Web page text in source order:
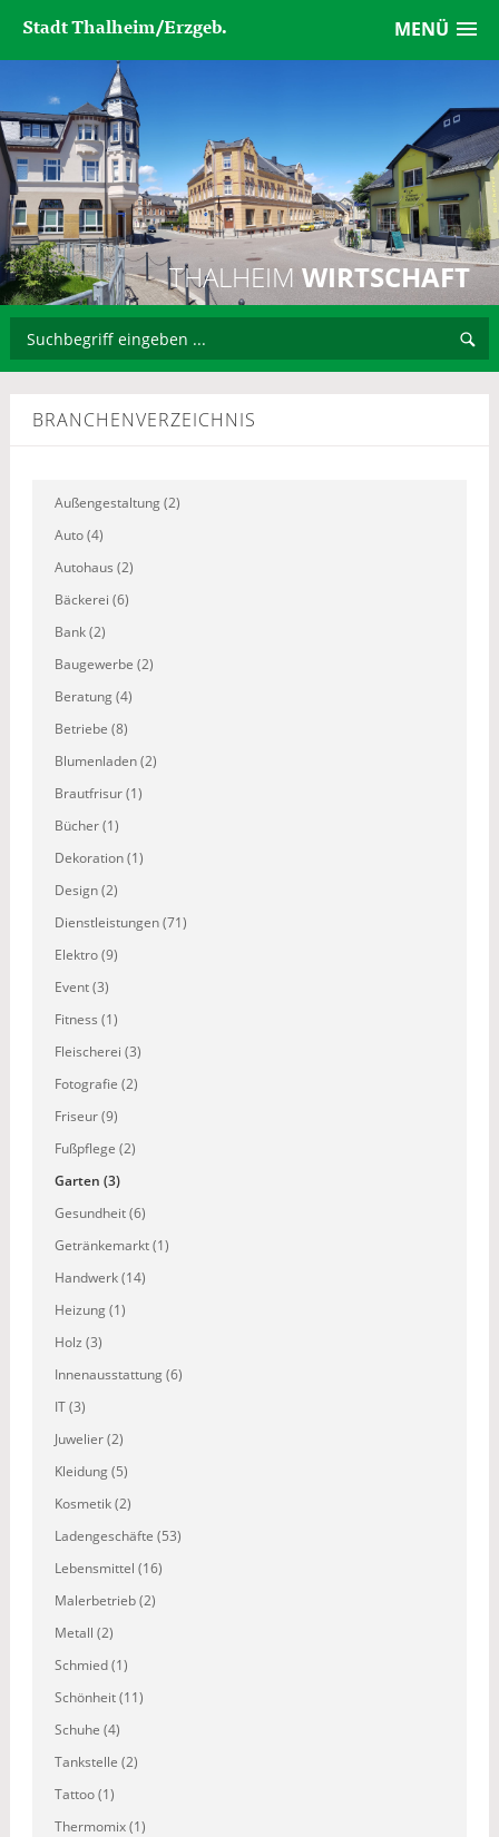
MENÜ
Stadt Thalheim/Erzgeb.
THALHEIM WIRTSCHAFT
BRANCHENVERZEICHNIS
Außengestaltung (2)
Auto (4)
Autohaus (2)
Bäckerei (6)
Bank (2)
Baugewerbe (2)
Beratung (4)
Betriebe (8)
Blumenladen (2)
Brautfrisur (1)
Bücher (1)
Dekoration (1)
Design (2)
Dienstleistungen (71)
Elektro (9)
Event (3)
Fitness (1)
Fleischerei (3)
Fotografie (2)
Friseur (9)
Fußpflege (2)
Garten (3)
Gesundheit (6)
Getränkemarkt (1)
Handwerk (14)
Heizung (1)
Holz (3)
Innenausstattung (6)
IT (3)
Juwelier (2)
Kleidung (5)
Kosmetik (2)
Ladengeschäfte (53)
Lebensmittel (16)
Malerbetrieb (2)
Metall (2)
Schmied (1)
Schönheit (11)
Schuhe (4)
Tankstelle (2)
Tattoo (1)
Thermomix (1)